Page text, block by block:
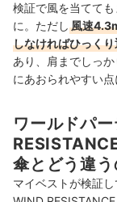
検証で風を当てて
に。ただし 風速
しなければひっく
あり、肩までしっ
にあおられやすい点
ワールドパ
傘とどう違う
マイベストが検証